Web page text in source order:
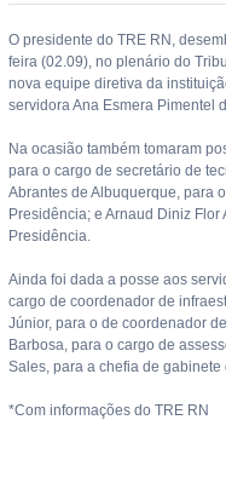
O presidente do TRE RN,
feira (02.09), no plenário do
nova equipe diretiva da
servidora Ana Esmera Pimentel
Na ocasião também tomaram
para o cargo de secretário de
Abrantes de Albuquerque, para
Presidência; e Arnaud Diniz
Presidência.
Ainda foi dada a posse aos
cargo de coordenador de
Júnior, para o de coordenador
Barbosa, para o cargo de
Sales, para a chefia de
*Com informações do TRE RN